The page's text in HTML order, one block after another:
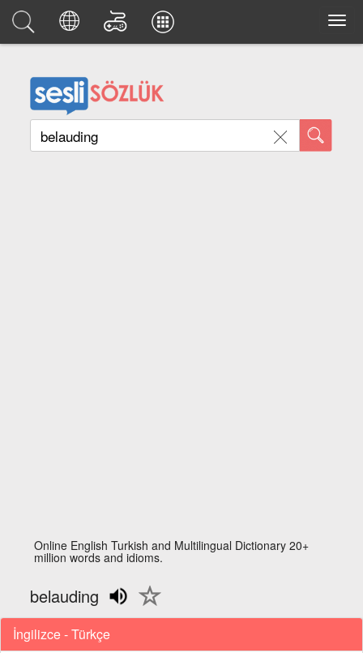
Online English Turkish and Multilingual Dictionary 20+
million words and idioms.
belauding
İngilizce - Türkçe